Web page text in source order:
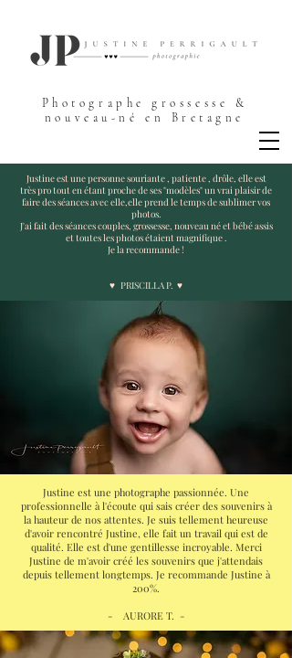
Photographe grossesse &
nouveau-né en Bretagne
Justine est une personne souriante , patiente , drôle, elle est
très pro tout en étant proche de ses "modèles" un vrai plaisir de
faire des séances avec elle,elle prend le temps de sublimer vos
photos.
J'ai fait des séances couples, grossesse, nouveau né et bébé assis
et toutes les photos étaient magnifique .
Je la recommande !
♥ PRISCILLA P. ♥
Justine est une photographe passionnée. Une
professionnelle à l'écoute qui sais créer des souvenirs à
la hauteur de nos attentes. Je suis tellement heureuse
d'avoir rencontré Justine, elle fait un travail qui est de
qualité. Elle est d'une gentillesse incroyable. Merci
Justine de m'avoir créé les souvenirs que j'attendais
depuis tellement longtemps. Je recommande Justine à
200%.
- AURORE T. -